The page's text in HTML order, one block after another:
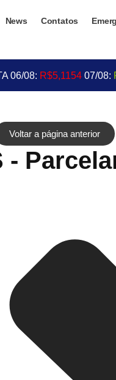
News Contatos
06/08: R$5,1154 07/08:
Voltar a página anterior
-